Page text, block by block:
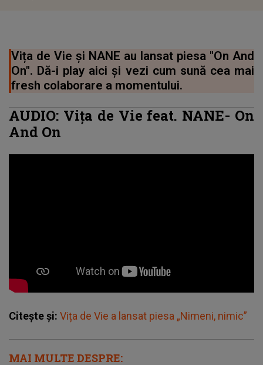
Vița de Vie și NANE au lansat piesa "On And
On". Dă-i play aici și vezi cum sună cea mai
fresh colaborare a momentului.
AUDIO: Vița de Vie feat. NANE- On
And On
Citește și: Vița de Vie a lansat piesa „Nimeni, nimic”
MAI MULTE DESPRE: